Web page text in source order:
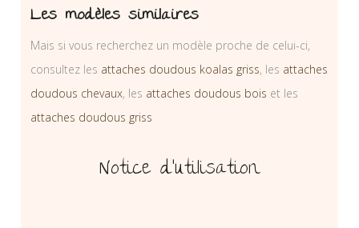
Les modèles similaires
Mais si vous recherchez un modèle proche de celui-ci,
consultez les attaches doudous koalas griss, les attaches
doudous chevaux, les attaches doudous bois et les
attaches doudous griss
Notice d’utilisation